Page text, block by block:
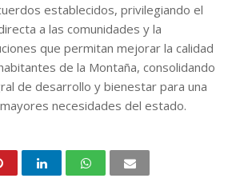
establecidos, privilegiando el
a las comunidades y la
que permitan mejorar la calidad
de la Montaña, consolidando
de desarrollo y bienestar para una
necesidades del estado.